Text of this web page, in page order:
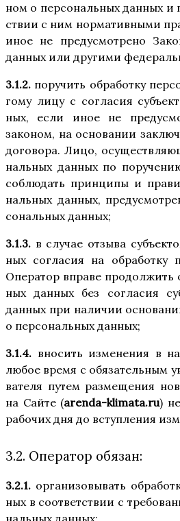
ном о пер­со­наль­ных дан­ных
ствии с ним нор­ма­тив­ны­ми
иное не преду­смот­ре­но
дан­ных или дру­ги­ми
3.1.2. пору­чить обра­бот­ку
го­му лицу с согла­сия
ных, если иное не
зако­ном, на осно­ва­нии
дого­во­ра. Лицо,
наль­ных дан­ных по
соблю­дать прин­ци­пы и
наль­ных дан­ных,
со­наль­ных данных;
3.1.3. в слу­чае отзы­ва
ных согла­сия на обра­бот­ку
Опе­ра­тор впра­ве про­дол­жить
ных дан­ных без согла­сия
дан­ных при нали­чии
о пер­со­наль­ных данных;
3.1.4. вно­сить изме­не­ния в
любое вре­мя с обя­за­тель­ным
ва­те­ля путем раз­ме­ще­ния
на Сай­те (arenda-klimata.ru)
рабо­чих дня до вступ­ле­ния
3.2. Оператор обязан:
3.2.1. орга­ни­зо­вы­вать
ных в соот­вет­ствии с
наль­ных данных;